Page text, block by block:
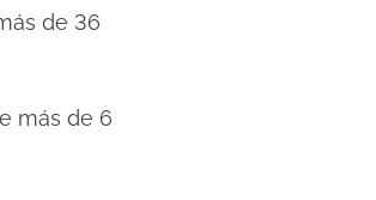
de 36
más de 6